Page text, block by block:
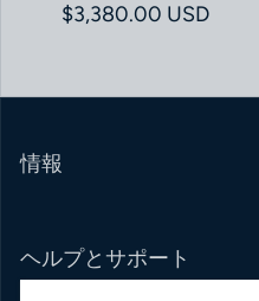
通常価格
$3,380.00 USD
情報
ヘルプとサポート